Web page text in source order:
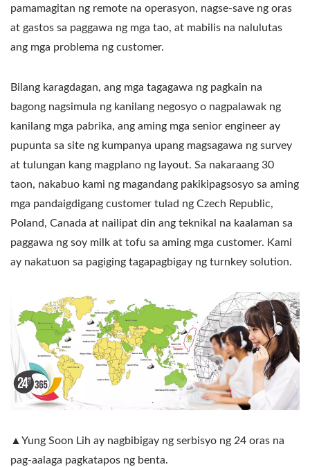
pamamagitan ng remote na operasyon, nagse-save ng oras
at gastos sa paggawa ng mga tao, at mabilis na nalulutas
ang mga problema ng customer.
Bilang karagdagan, ang mga tagagawa ng pagkain na
bagong nagsimula ng kanilang negosyo o nagpalawak ng
kanilang mga pabrika, ang aming mga senior engineer ay
pupunta sa site ng kumpanya upang magsagawa ng survey
at tulungan kang magplano ng layout. Sa nakaraang 30
taon, nakabuo kami ng magandang pakikipagsosyo sa aming
mga pandaigdigang customer tulad ng Czech Republic,
Poland, Canada at nailipat din ang teknikal na kaalaman sa
paggawa ng soy milk at tofu sa aming mga customer. Kami
ay nakatuon sa pagiging tagapagbigay ng turnkey solution.
▲Yung Soon Lih ay nagbibigay ng serbisyo ng 24 oras na
pag-aalaga pagkatapos ng benta.